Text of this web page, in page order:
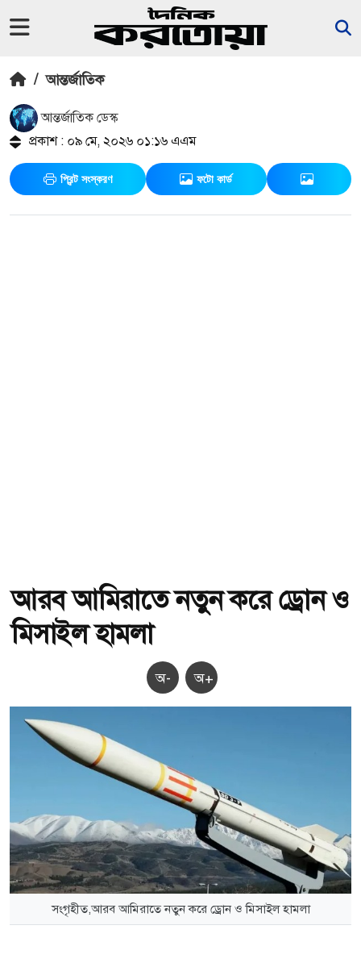
/ আন্তর্জাতিক
আন্তর্জাতিক ডেস্ক
প্রকাশ : ০৯ মে, ২০২৬ ০১:১৬ এএম
প্রিন্ট সংস্করণ ফটো কার্ড
আরব আমিরাতে নতুন করে ড্রোন ও
মিসাইল হামলা
অ- অ+
সংগৃহীত,আরব আমিরাতে নতুন করে ড্রোন ও মিসাইল হামলা